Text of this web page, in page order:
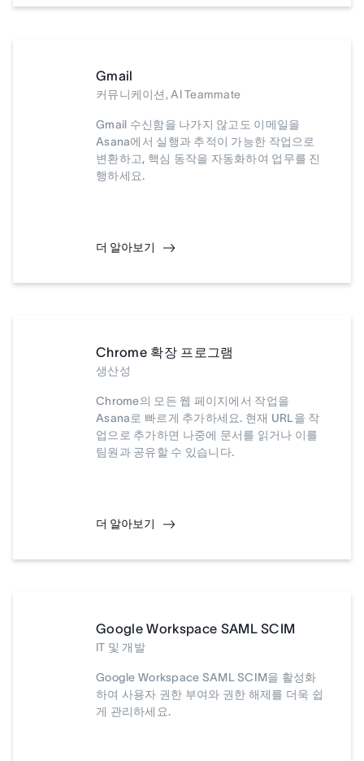
Gmail
커뮤니케이션, AI Teammate
Gmail 수신함을 나가지 않고도 이메일을
Asana에서 실행과 추적이 가능한 작업으로
변환하고, 핵심 동작을 자동화하여 업무를 진
행하세요.
더 알아보기
Chrome 확장 프로그램
생산성
Chrome의 모든 웹 페이지에서 작업을
Asana로 빠르게 추가하세요. 현재 URL을 작
업으로 추가하면 나중에 문서를 읽거나 이를
팀원과 공유할 수 있습니다.
더 알아보기
Google Workspace SAML SCIM
IT 및 개발
Google Workspace SAML SCIM을 활성화
하여 사용자 권한 부여와 권한 해제를 더욱 쉽
게 관리하세요.